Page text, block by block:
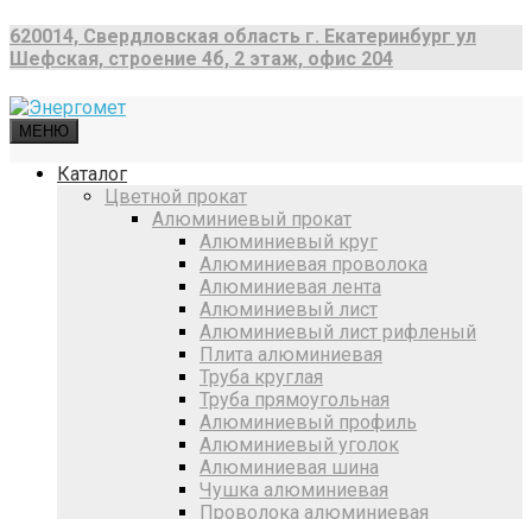
620014, Свердловская область г. Екатеринбург ул
Шефская, строение 4б, 2 этаж, офис 204
МЕНЮ
Каталог
Цветной прокат
Алюминиевый прокат
Алюминиевый круг
Алюминиевая проволока
Алюминиевая лента
Алюминиевый лист
Алюминиевый лист рифленый
Плита алюминиевая
Труба круглая
Труба прямоугольная
Алюминиевый профиль
Алюминиевый уголок
Алюминиевая шина
Чушка алюминиевая
Проволока алюминиевая